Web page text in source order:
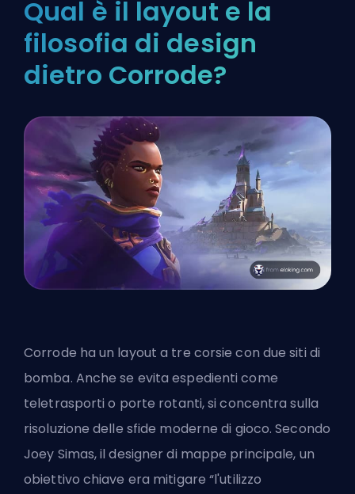
Qual è il layout e la
filosofia di design
dietro Corrode?
Corrode ha un layout a tre corsie con due siti di
bomba. Anche se evita espedienti come
teletrasporti o porte rotanti, si concentra sulla
risoluzione delle sfide moderne di gioco. Secondo
Joey Simas, il designer di mappe principale, un
obiettivo chiave era mitigare “l'utilizzo